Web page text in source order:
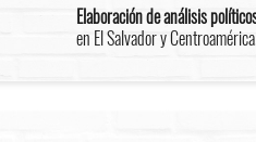
Elaboración de análisis
en El Salvador y